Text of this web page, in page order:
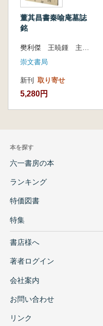
董其昌書秦喻庵墓誌
銘
崇文書局
新刊 取り寄せ
5,280円
本を探す
六一書房の本
ランキング
特価図書
特集
書店様へ
著者ログイン
会社案内
お問い合わせ
リンク